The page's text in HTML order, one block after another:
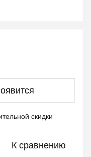
скидки
К сравнению